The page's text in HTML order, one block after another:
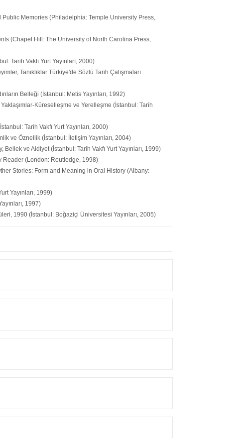
Memories (Philadelphia: Temple University Press,
(Chapel Hill: The University of North Carolina Press,
Tarih Vakfı Yurt Yayınları, 2000)
Tanıklıklar Türkiye'de Sözlü Tarih Çalışmaları
Belleği (İstanbul: Metis Yayınları, 1992)
Yaklaşımlar-Küreselleşme ve Yerelleşme (İstanbul: Tarih
Tarih Vakfı Yurt Yayınları, 2000)
ve Öznellik (İstanbul: İletişim Yayınları, 2004)
ve Aidiyet (İstanbul: Tarih Vakfı Yurt Yayınları, 1999)
Reader (London: Routledge, 1998)
Stories: Form and Meaning in Oral History (Albany:
Yayınları, 1999)
1997)
1990 (İstanbul: Boğaziçi Üniversitesi Yayınları, 2005)